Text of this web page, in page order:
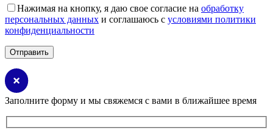
Нажимая на кнопку, я даю свое согласие на обработку
персональных данных и соглашаюсь с условиями политики
конфиденциальности
Заполните форму и мы свяжемся с вами в ближайшее время